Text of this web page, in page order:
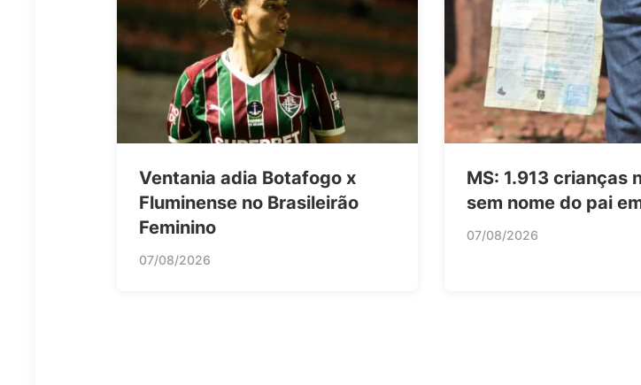
Ventania adia Botafogo x
Fluminense no Brasileirão
Feminino
07/08/2026
MS: 1.913 crianças
sem nome do pai
07/08/2026